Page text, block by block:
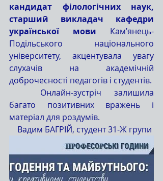
кандидат філологічних наук,
старший викладач кафедри
української мови Кам’янець-
Подільського національного
університету, акцентувала увагу
слухачів на академічній
доброчесності педагогів і студентів.
багато позитивних вражень і
матеріал для роздумів.
Вадим БАГРІЙ, студент 31-Ж групи